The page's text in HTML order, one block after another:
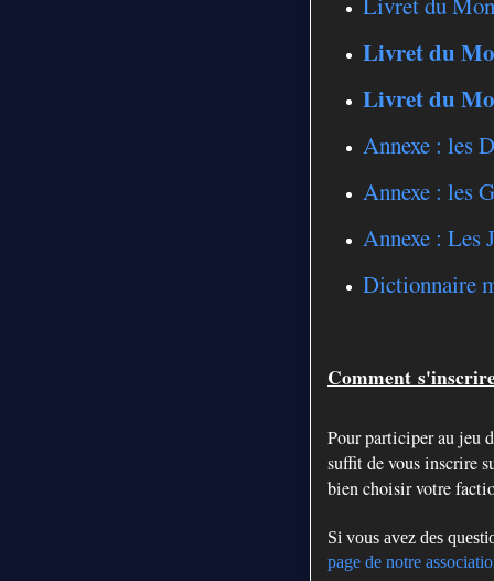
Livret du
Livret du
Annexe : les
Annexe : les
Annexe : Les
Dictionnaire
Comment
Pour participer au jeu
suffit de vous inscrire
bien choisir votre
Si vous avez des
page de notre